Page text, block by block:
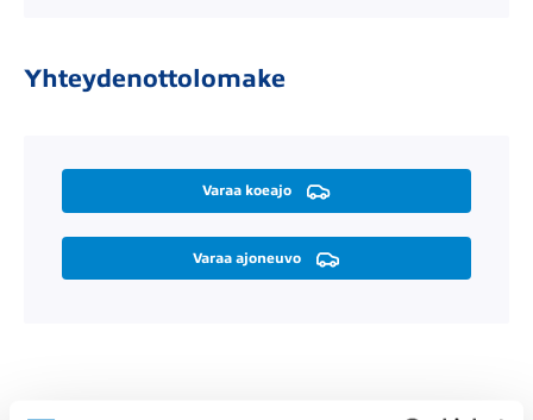
Yhteydenottolomake
Varaa koeajo
Varaa ajoneuvo